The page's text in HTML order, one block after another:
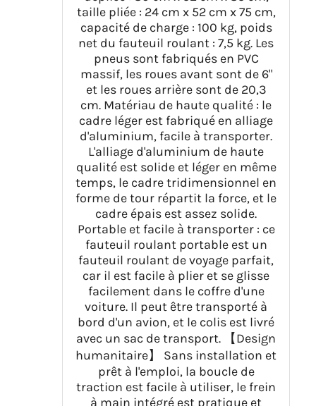
taille pliée : 24 cm x 52 cm x 75 cm,
capacité de charge : 100 kg, poids
net du fauteuil roulant : 7,5 kg. Les
pneus sont fabriqués en PVC
massif, les roues avant sont de 6"
et les roues arrière sont de 20,3
cm. Matériau de haute qualité : le
cadre léger est fabriqué en alliage
d'aluminium, facile à transporter.
L'alliage d'aluminium de haute
qualité est solide et léger en même
temps, le cadre tridimensionnel en
forme de tour répartit la force, et le
cadre épais est assez solide.
Portable et facile à transporter : ce
fauteuil roulant portable est un
fauteuil roulant de voyage parfait,
car il est facile à plier et se glisse
facilement dans le coffre d'une
voiture. Il peut être transporté à
bord d'un avion, et le colis est livré
avec un sac de transport. 【Design
humanitaire】 Sans installation et
prêt à l'emploi, la boucle de
traction est facile à utiliser, le frein
à main intégré est pratique et